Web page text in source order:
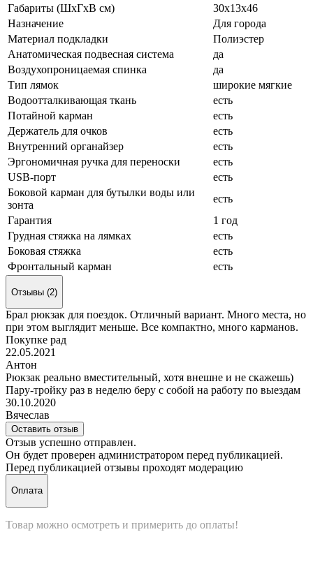
Габариты (ШxГxВ см)
30х13х46
Назначение
Для города
Материал подкладки
Полиэстер
Анатомическая подвесная система
да
Воздухопроницаемая спинка
да
Тип лямок
широкие мягкие
Водоотталкивающая ткань
есть
Потайной карман
есть
Держатель для очков
есть
Внутренний органайзер
есть
Эргономичная ручка для переноски
есть
USB-порт
есть
Боковой карман для бутылки воды или
зонта
есть
Гарантия
1 год
Грудная стяжка на лямках
есть
Боковая стяжка
есть
Фронтальный карман
есть
Отзывы (2)
Брал рюкзак для поездок. Отличный вариант. Много места, но
при этом выглядит меньше. Все компактно, много карманов.
Покупке рад
22.05.2021
Антон
Рюкзак реально вместительный, хотя внешне и не скажешь)
Пару-тройку раз в неделю беру с собой на работу по выездам
30.10.2020
Вячеслав
Оставить отзыв
Отзыв успешно отправлен.
Он будет проверен администратором перед публикацией.
Перед публикацией отзывы проходят модерацию
Оплата
Товар можно осмотреть и примерить до оплаты!